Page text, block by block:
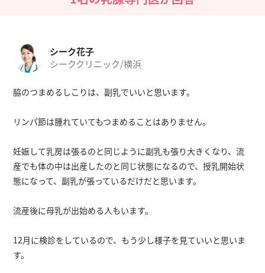
シーク花子
シーククリニック/横浜
脇のつまめるしこりは、副乳でいいと思います。
リンパ節は腫れていてもつまめることはありません。
妊娠して乳房は張るのと同じように副乳も張り大きくなり、流
産でも体の中は出産したのと同じ状態になるので、授乳開始状
態になって、副乳が張っているだけだと思います。
流産後に母乳が出始める人もいます。
12月に検診をしているので、もう少し様子を見ていいと思いま
す。